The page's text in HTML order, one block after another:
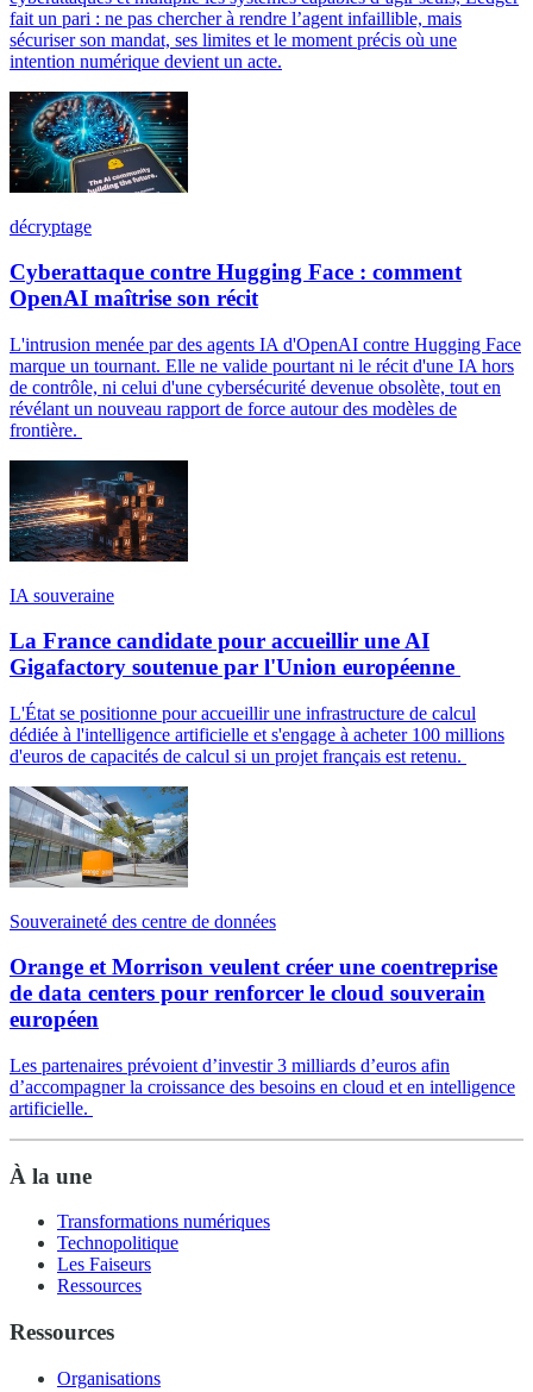
fait un pari : ne pas chercher à rendre l’agent infaillible, mais
sécuriser son mandat, ses limites et le moment précis où une
intention numérique devient un acte.
décryptage
Cyberattaque contre Hugging Face : comment
OpenAI maîtrise son récit
L'intrusion menée par des agents IA d'OpenAI contre Hugging Face
marque un tournant. Elle ne valide pourtant ni le récit d'une IA hors
de contrôle, ni celui d'une cybersécurité devenue obsolète, tout en
révélant un nouveau rapport de force autour des modèles de
frontière.
IA souveraine
La France candidate pour accueillir une AI
Gigafactory soutenue par l'Union européenne
L'État se positionne pour accueillir une infrastructure de calcul
dédiée à l'intelligence artificielle et s'engage à acheter 100 millions
d'euros de capacités de calcul si un projet français est retenu.
Souveraineté des centre de données
Orange et Morrison veulent créer une coentreprise
de data centers pour renforcer le cloud souverain
européen
Les partenaires prévoient d’investir 3 milliards d’euros afin
d’accompagner la croissance des besoins en cloud et en intelligence
artificielle.
À la une
Transformations numériques
Technopolitique
Les Faiseurs
Ressources
Ressources
Organisations